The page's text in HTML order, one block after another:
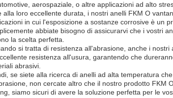
aerospaziale, o altre applicazioni ad alto
alla loro eccellente durata, i nostri anelli FKM O
in cui l'esposizione a sostanze corrosive è un
abbiate bisogno di assicurarvi che i vostri
la scelta perfetta.
si tratta di resistenza all'abrasione, anche i
resistenza all'usura, garantendo che
abrasivi.
se siete alla ricerca di anelli ad alta temperatura
non cercate altro che il nostro prodotto FKM
siamo sicuri di avere la soluzione perfetta per le